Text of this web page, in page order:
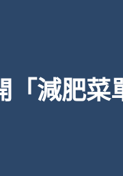
「減肥菜